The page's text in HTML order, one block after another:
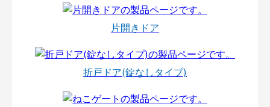
片開きドア
折戸ドア(錠なしタイプ)